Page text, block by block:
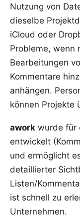
Nutzung von
dieselbe
iCloud oder
Probleme, wenn
Bearbeitungen
Kommentare
anhängen.
können Projekte
awork wurde für
entwickelt
und ermöglicht
detaillierter
Listen/
ist schnell zu
Unternehmen.